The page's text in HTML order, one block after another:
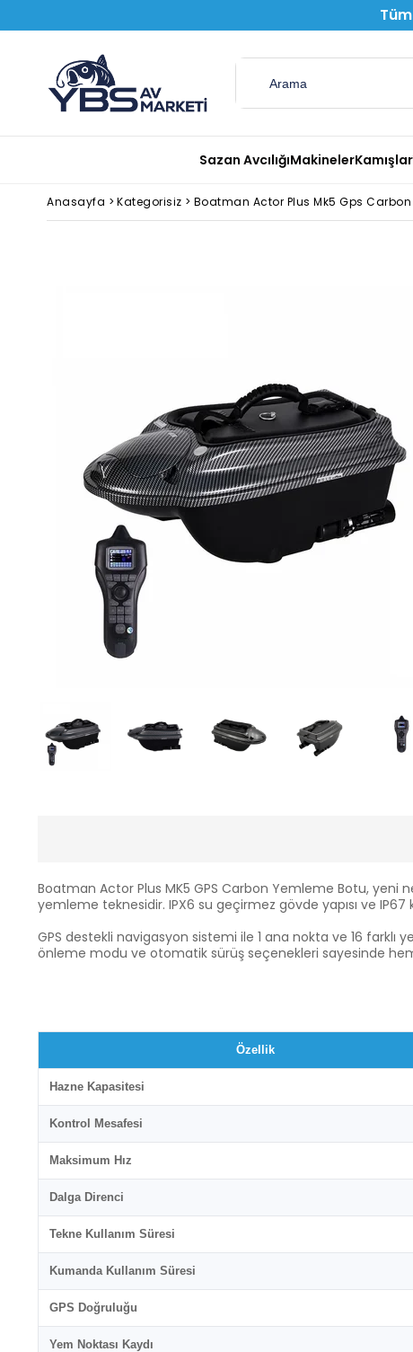
Sazan AvcılığıMakinelerKamışlar
Anasayfa > Kategorisiz > Boatman Actor Plus Mk5 Gps
Boatman Actor Plus MK5 GPS Carbon Yemleme Botu, yeni
yemleme teknesidir. IPX6 su geçirmez gövde yapısı ve
GPS destekli navigasyon sistemi ile 1 ana nokta ve 16
önleme modu ve otomatik sürüş seçenekleri sayesinde
Özellik
Hazne Kapasitesi
Kontrol Mesafesi
Maksimum Hız
Dalga Direnci
Tekne Kullanım Süresi
Kumanda Kullanım Süresi
GPS Doğruluğu
Yem Noktası Kaydı